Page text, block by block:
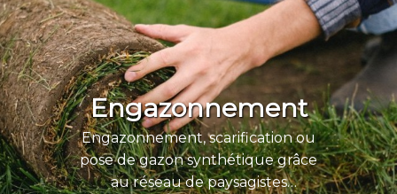
Engazonnement
Engazonnement, scarification ou
pose de gazon synthétique grâce
au réseau de paysagistes